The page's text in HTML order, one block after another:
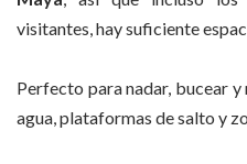
visitantes, hay suficiente
Perfecto para nadar, bucear
agua, plataformas de salto y